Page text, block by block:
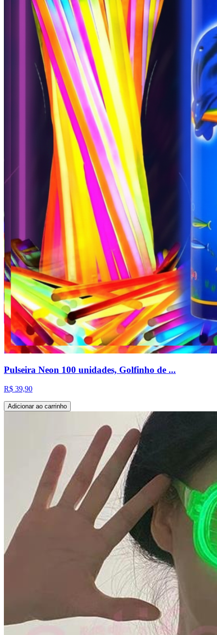
Pulseira Neon 100 unidades, Golfinho de ...
R$ 39,90
Adicionar ao carrinho